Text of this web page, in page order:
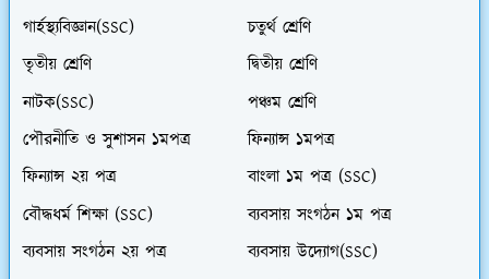
গার্হস্থ্যবিজ্ঞান(SSC)
চতুর্থ শ্রেণি
তৃতীয় শ্রেণি
দ্বিতীয় শ্রেণি
নাটক(SSC)
পঞ্চম শ্রেণি
পৌরনীতি ও সুশাসন ১মপত্র
ফিন্যান্স ১মপত্র
ফিন্যান্স ২য় পত্র
বাংলা ১ম পত্র (SSC)
বৌদ্ধধর্ম শিক্ষা (SSC)
ব্যবসায় সংগঠন ১ম পত্র
ব্যবসায় সংগঠন ২য় পত্র
ব্যবসায় উদ্যোগ(SSC)